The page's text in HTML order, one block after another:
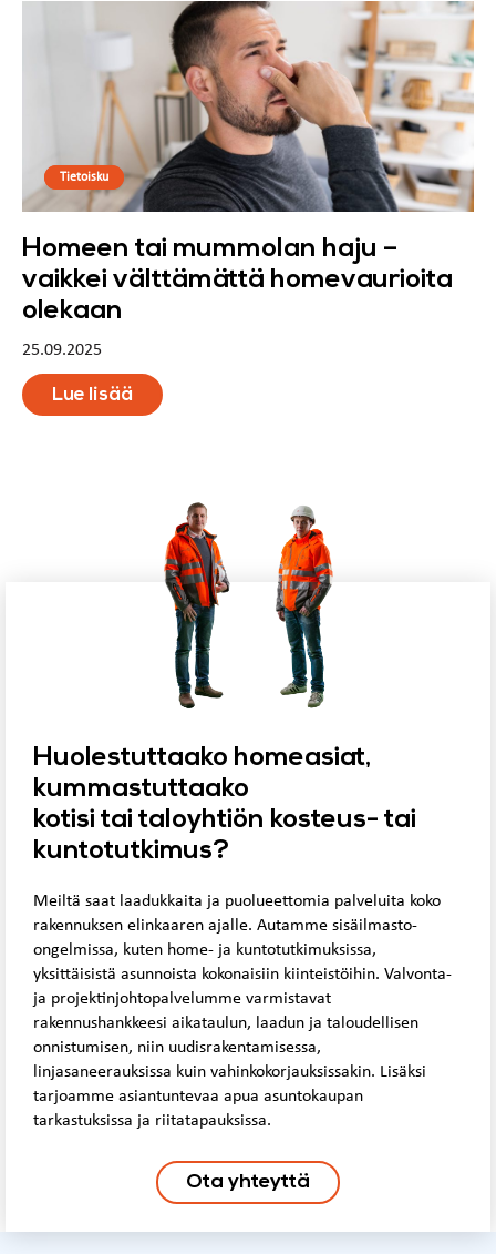
Tietoisku
Homeen tai mummolan haju –
vaikkei välttämättä homevaurioita
olekaan
25.09.2025
Lue lisää
Huolestuttaako homeasiat,
kummastuttaako
kotisi tai taloyhtiön kosteus- tai
kuntotutkimus?
Meiltä saat laadukkaita ja puolueettomia palveluita koko
rakennuksen elinkaaren ajalle. Autamme sisäilmasto-
ongelmissa, kuten home- ja kuntotutkimuksissa,
yksittäisistä asunnoista kokonaisiin kiinteistöihin. Valvonta-
ja projektinjohtopalvelumme varmistavat
rakennushankkeesi aikataulun, laadun ja taloudellisen
onnistumisen, niin uudisrakentamisessa,
linjasaneerauksissa kuin vahinkokorjauksissakin. Lisäksi
tarjoamme asiantuntevaa apua asuntokaupan
tarkastuksissa ja riitatapauksissa.
Ota yhteyttä